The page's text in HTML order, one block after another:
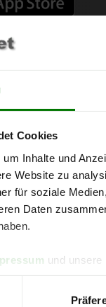
Cookies
Inhalte und
Website zu
für soziale
Daten
und unsere
Tonne bei